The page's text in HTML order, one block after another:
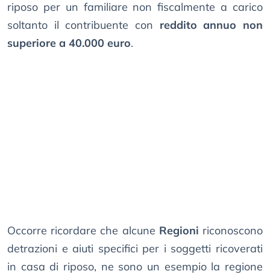
riposo per un familiare non fiscalmente a carico
soltanto il contribuente con reddito annuo non
superiore a 40.000 euro.
Occorre ricordare che alcune Regioni riconoscono
detrazioni e aiuti specifici per i soggetti ricoverati
in casa di riposo, ne sono un esempio la regione